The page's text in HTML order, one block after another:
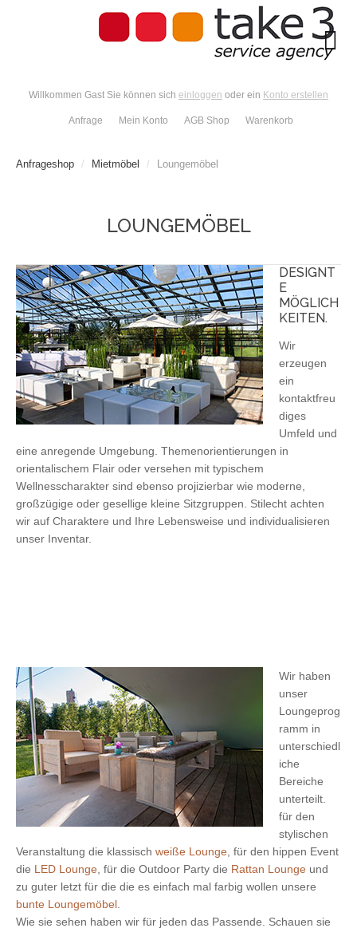
Willkommen Gast Sie können sich einloggen oder ein Konto erstellen
Anfrage Mein Konto AGB Shop Warenkorb
Anfrageshop / Mietmöbel / Loungemöbel
LOUNGEMÖBEL
DESIGNT
E
MÖGLICH
KEITEN.
Wir
erzeugen
ein
kontaktfreu
diges
Umfeld und
eine anregende Umgebung. Themenorientierungen in
orientalischem Flair oder versehen mit typischem
Wellnesscharakter sind ebenso projizierbar wie moderne,
großzügige oder gesellige kleine Sitzgruppen. Stilecht achten
wir auf Charaktere und Ihre Lebensweise und individualisieren
unser Inventar.
Wir haben
unser
Loungeprog
ramm in
unterschiedl
iche
Bereiche
unterteilt.
für den
stylischen
Veranstaltung die klassisch weiße Lounge , für den hippen Event
die LED Lounge , für die Outdoor Party die Rattan Lounge und
zu guter letzt für die die es einfach mal farbig wollen unsere
bunte Loungemöbel
Wie sie sehen haben wir für jeden das Passende. Schauen sie